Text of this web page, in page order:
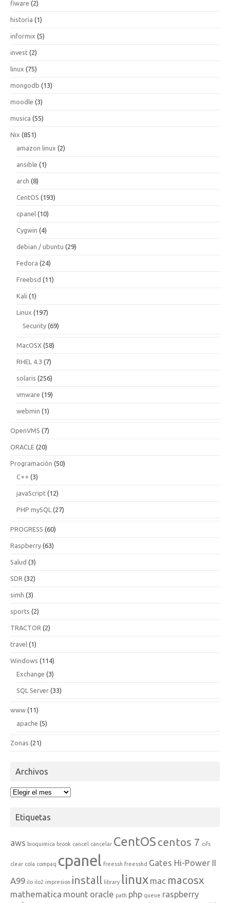
fiware (2)
historia (1)
informix (5)
invest (2)
linux (75)
mongodb (13)
moodle (3)
musica (55)
Nix (851)
amazon linux (2)
ansible (1)
arch (8)
CentOS (193)
cpanel (10)
Cygwin (4)
debian / ubuntu (29)
Fedora (24)
Freebsd (11)
Kali (1)
Linux (197)
Security (69)
MacOSX (58)
RHEL 4.3 (7)
solaris (256)
vmware (19)
webmin (1)
OpenVMS (7)
ORACLE (20)
Programación (50)
C++ (3)
javaScript (12)
PHP mySQL (27)
PROGRESS (60)
Raspberry (63)
Salud (3)
SDR (32)
simh (3)
sports (2)
TRACTOR (2)
travel (1)
Windows (114)
Exchange (3)
SQL Server (33)
www (11)
apache (5)
Zonas (21)
Archivos
Archivos
Etiquetas
aws bioquimica brook cancel cancelar CentOS centos 7 cifs
clear cola compaq cpanel freessh freesshd Gates Hi-Power II
A99 ilo ilo2 impresion install library linux mac macosx
mathematica mount oracle path php queue raspberry